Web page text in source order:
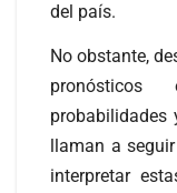
del país.
No obstante,
pronósticos
probabilidades
llaman a
interpretar